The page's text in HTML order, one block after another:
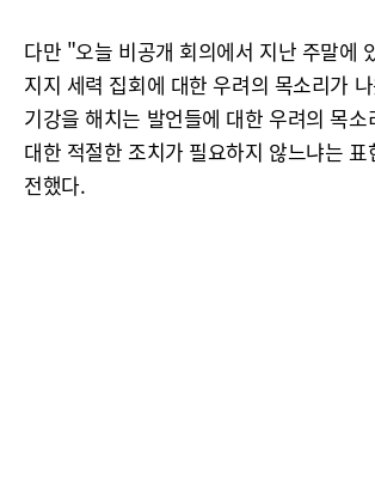
다만 "오늘 비공개 회의에서 지난 주말에
지지 세력 집회에 대한 우려의 목소리가
기강을 해치는 발언들에 대한 우려의 목소
대한 적절한 조치가 필요하지 않느냐는
전했다.